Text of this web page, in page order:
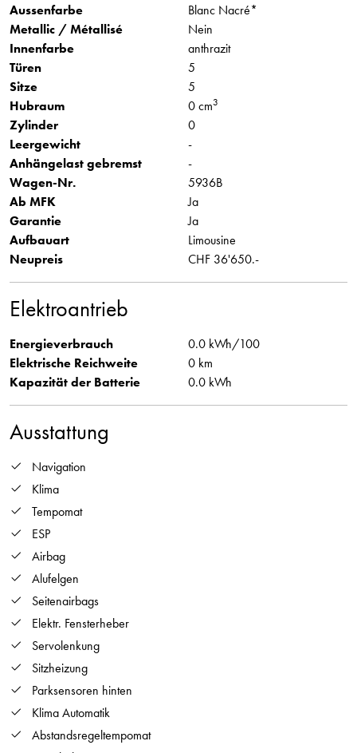
Aussenfarbe
Blanc Nacré*
Metallic / Métallisé
Nein
Innenfarbe
anthrazit
Türen
5
Sitze
5
Hubraum
0 cm3
Zylinder
0
Leergewicht
-
Anhängelast gebremst
-
Wagen-Nr.
5936B
Ab MFK
Ja
Garantie
Ja
Aufbauart
Limousine
Neupreis
CHF 36'650.-
Elektroantrieb
Energieverbrauch
0.0 kWh/100
Elektrische Reichweite
0 km
Kapazität der Batterie
0.0 kWh
Ausstattung
Navigation
Klima
Tempomat
ESP
Airbag
Alufelgen
Seitenairbags
Elektr. Fensterheber
Servolenkung
Sitzheizung
Parksensoren hinten
Klima Automatik
Abstandsregeltempomat